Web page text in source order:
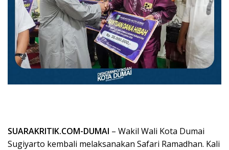
SUARAKRITIK.COM-DUMAI – Wakil Wali Kota Dumai
Sugiyarto kembali melaksanakan Safari Ramadhan. Kali